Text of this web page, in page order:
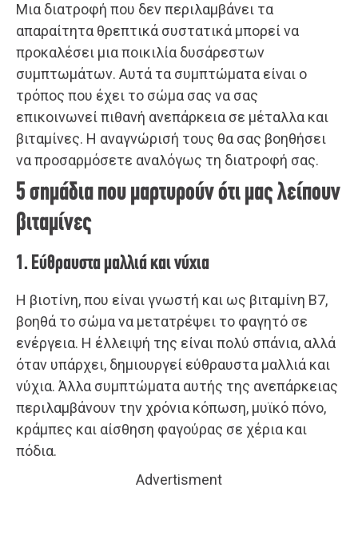
Μια διατροφή που δεν περιλαμβάνει τα
απαραίτητα θρεπτικά συστατικά μπορεί να
προκαλέσει μια ποικιλία δυσάρεστων
συμπτωμάτων. Αυτά τα συμπτώματα είναι ο
τρόπος που έχει το σώμα σας να σας
επικοινωνεί πιθανή ανεπάρκεια σε μέταλλα και
βιταμίνες. Η αναγνώρισή τους θα σας βοηθήσει
να προσαρμόσετε αναλόγως τη διατροφή σας.
5 σημάδια που μαρτυρούν ότι μας λείπουν
βιταμίνες
1. Εύθραυστα μαλλιά και νύχια
Η βιοτίνη, που είναι γνωστή και ως βιταμίνη Β7,
βοηθά το σώμα να μετατρέψει το φαγητό σε
ενέργεια. Η έλλειψή της είναι πολύ σπάνια, αλλά
όταν υπάρχει, δημιουργεί εύθραυστα μαλλιά και
νύχια. Άλλα συμπτώματα αυτής της ανεπάρκειας
περιλαμβάνουν την χρόνια κόπωση, μυϊκό πόνο,
κράμπες και αίσθηση φαγούρας σε χέρια και
πόδια.
Advertisment